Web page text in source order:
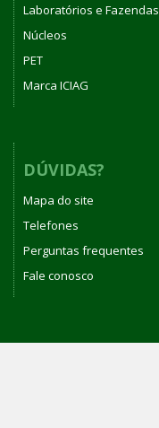
Laboratórios e Fazendas
Núcleos
PET
Marca ICIAG
DÚVIDAS?
Mapa do site
Telefones
Perguntas frequentes
Fale conosco